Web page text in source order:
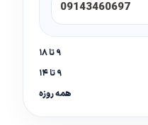
09143460697
۹ تا ۱۸
۹ تا ۱۴
همه روزه